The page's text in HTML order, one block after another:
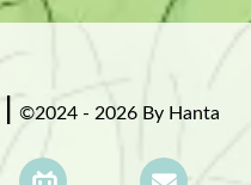
©2024 - 2026 By Hanta